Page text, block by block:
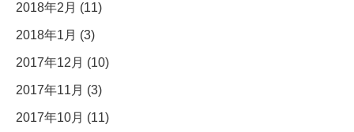
2018年2月 (11)
2018年1月 (3)
2017年12月 (10)
2017年11月 (3)
2017年10月 (11)